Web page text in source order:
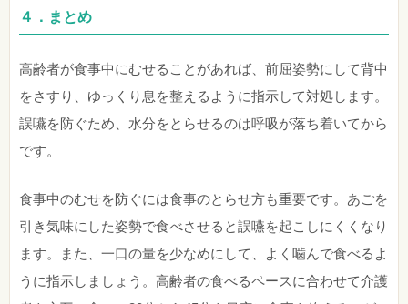
４．まとめ
高齢者が食事中にむせることがあれば、前屈姿勢にして背中
をさすり、ゆっくり息を整えるように指示して対処します。
誤嚥を防ぐため、水分をとらせるのは呼吸が落ち着いてから
です。
食事中のむせを防ぐには食事のとらせ方も重要です。あごを
引き気味にした姿勢で食べさせると誤嚥を起こしにくくなり
ます。また、一口の量を少なめにして、よく噛んで食べるよ
うに指示しましょう。高齢者の食べるペースに合わせて介護